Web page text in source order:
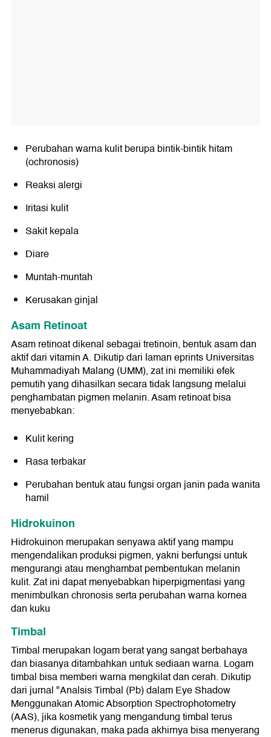
Perubahan warna kulit berupa bintik-bintik hitam
(ochronosis)
Reaksi alergi
Iritasi kulit
Sakit kepala
Diare
Muntah-muntah
Kerusakan ginjal
Asam Retinoat
Asam retinoat dikenal sebagai tretinoin, bentuk asam dan
aktif dari vitamin A. Dikutip dari laman eprints Universitas
Muhammadiyah Malang (UMM), zat ini memiliki efek
pemutih yang dihasilkan secara tidak langsung melalui
penghambatan pigmen melanin. Asam retinoat bisa
menyebabkan:
Kulit kering
Rasa terbakar
Perubahan bentuk atau fungsi organ janin pada wanita
hamil
Hidrokuinon
Hidrokuinon merupakan senyawa aktif yang mampu
mengendalikan produksi pigmen, yakni berfungsi untuk
mengurangi atau menghambat pembentukan melanin
kulit. Zat ini dapat menyebabkan hiperpigmentasi yang
menimbulkan chronosis serta perubahan warna kornea
dan kuku
Timbal
Timbal merupakan logam berat yang sangat berbahaya
dan biasanya ditambahkan untuk sediaan warna. Logam
timbal bisa memberi warna mengkilat dan cerah. Dikutip
dari jurnal "Analsis Timbal (Pb) dalam Eye Shadow
Menggunakan Atomic Absorption Spectrophotometry
(AAS), jika kosmetik yang mengandung timbal terus
menerus digunakan, maka pada akhirnya bisa menyerang